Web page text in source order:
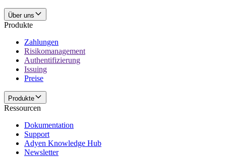
Über uns
Produkte
Zahlungen
Risikomanagement
Authentifizierung
Issuing
Preise
Produkte
Ressourcen
Dokumentation
Support
Adyen Knowledge Hub
Newsletter